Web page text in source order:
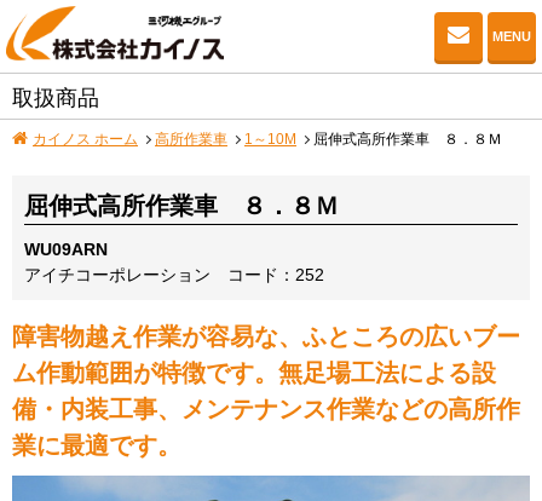
お問
MENU
取扱商品
カイノス ホーム 高所作業車 1～10M 屈伸式高所作業車 ８．８Ｍ
屈伸式高所作業車 ８．８Ｍ
WU09ARN
アイチコーポレーション
コード：252
障害物越え作業が容易な、ふところの広いブー
ム作動範囲が特徴です。無足場工法による設
備・内装工事、メンテナンス作業などの高所作
業に最適です。